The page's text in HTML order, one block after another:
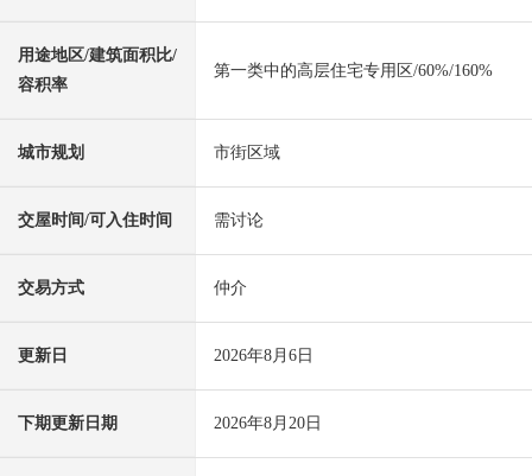
用途地区/建筑面积比/
容积率
第一类中的高层住宅专用区/60%/160%
城市规划 市街区域
交屋时间/可入住时间 需讨论
交易方式 仲介
更新日 2026年8月6日
下期更新日期 2026年8月20日